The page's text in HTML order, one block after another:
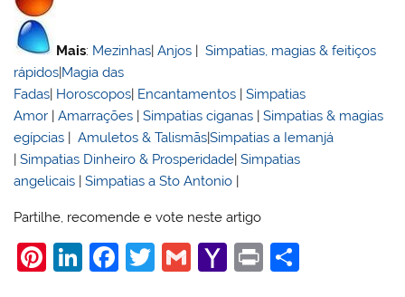
Mais: Mezinhas |Anjos |Simpatias, magias & feitiços
rápidos Magia das
Fadas Horoscopos Encantamentos |Simpatias
Amor |Amarrações |Simpatias ciganas |Simpatias & magias
egípcias |Amuletos & Talismãs|Simpatias a Iemanjá
|Simpatias Dinheiro & Prosperidade |Simpatias
angelicais |Simpatias a Sto Antonio
Partilhe, recomende e vote neste artigo
Pi
Li
F
T
G
Y
Pr